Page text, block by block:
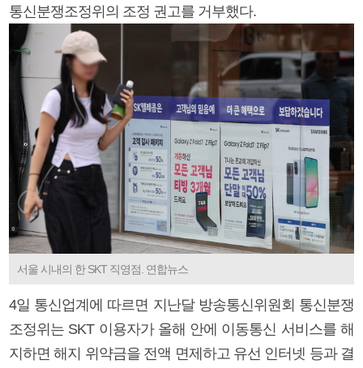
통신분쟁조정위의 조정 권고를 거부했다.
서울 시내의 한 SKT 직영점. 연합뉴스
4일 통신업계에 따르면 지난달 방송통신위원회 통신분쟁
조정위는 SKT 이용자가 올해 안에 이동통신 서비스를 해
지하면 해지 위약금을 전액 면제하고 유선 인터넷 등과 결